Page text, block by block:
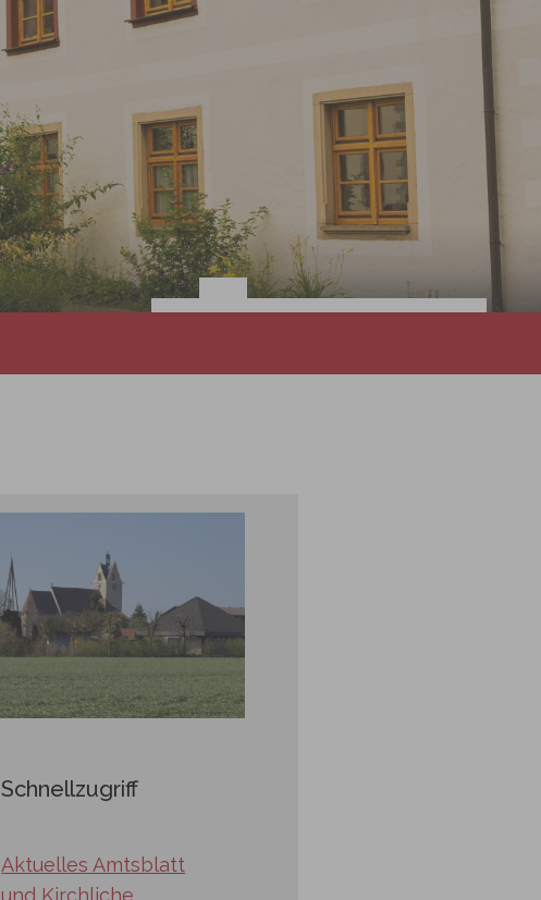
Schnellzugriff
Aktuelles Amtsblatt
und Kirchliche